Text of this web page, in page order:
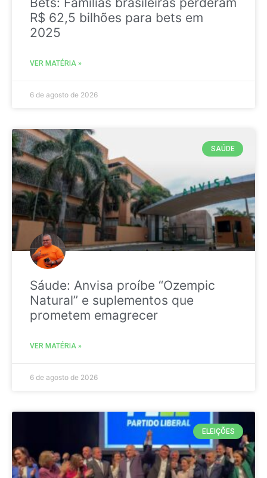
R$ 62,5 bilhões para bets em
2025
VER MATÉRIA »
6 de agosto de 2026
SAÚDE
Sáude: Anvisa proíbe “Ozempic
Natural” e suplementos que
prometem emagrecer
VER MATÉRIA »
6 de agosto de 2026
ELEIÇÕES